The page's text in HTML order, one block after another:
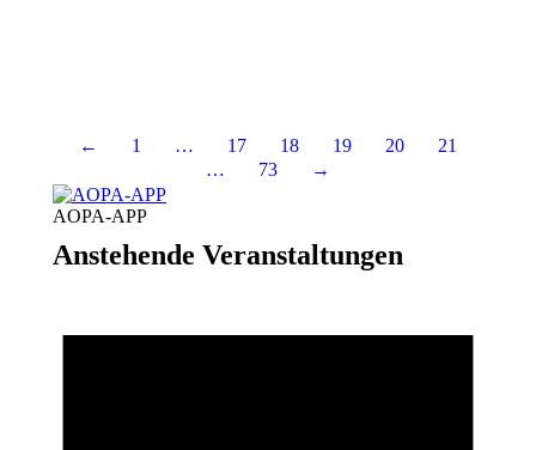
← 1 … 17 18 19 20
21
…
73 →
AOPA-APP
Anstehende Veranstaltungen